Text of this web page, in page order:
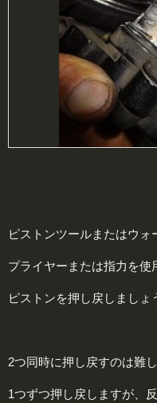
ピストンツールまたはウォ
プライヤーまたは指力を使
ピストンを押し戻しましょ
2つ同時に押し戻すのは難
1つずつ押し戻しますが、